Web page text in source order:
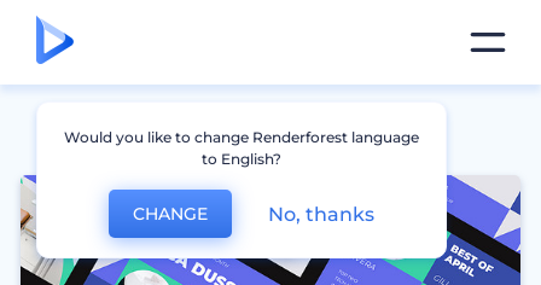
Would you like to change Renderforest language
to English?
CHANGE No, thanks